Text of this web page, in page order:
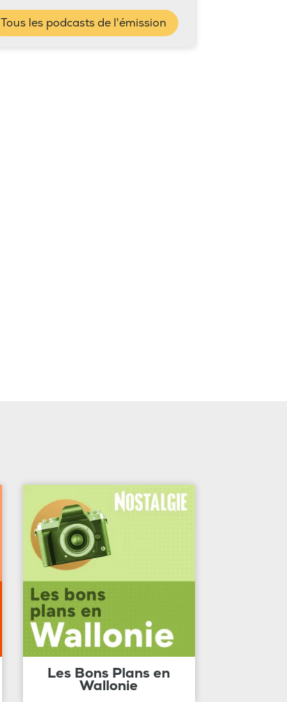
Tous les podcasts de l'émission
Les Bons Plans en
Wallonie